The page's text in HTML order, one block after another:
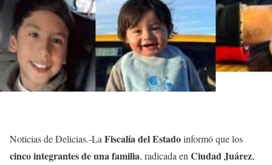
Noticias de Delicias.-La Fiscalía del Estadoinformó que los
cinco integrantes de una familia, radicada en Ciudad Juárez,